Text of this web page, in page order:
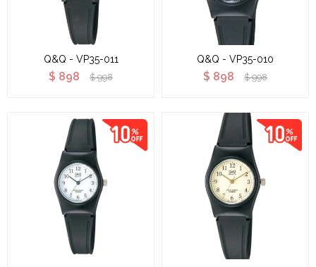
Q&Q - VP35-011
$ 898 $ 998
Q&Q - VP35-010
$ 898 $ 998